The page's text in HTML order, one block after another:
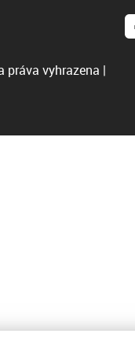
práva vyhrazena |